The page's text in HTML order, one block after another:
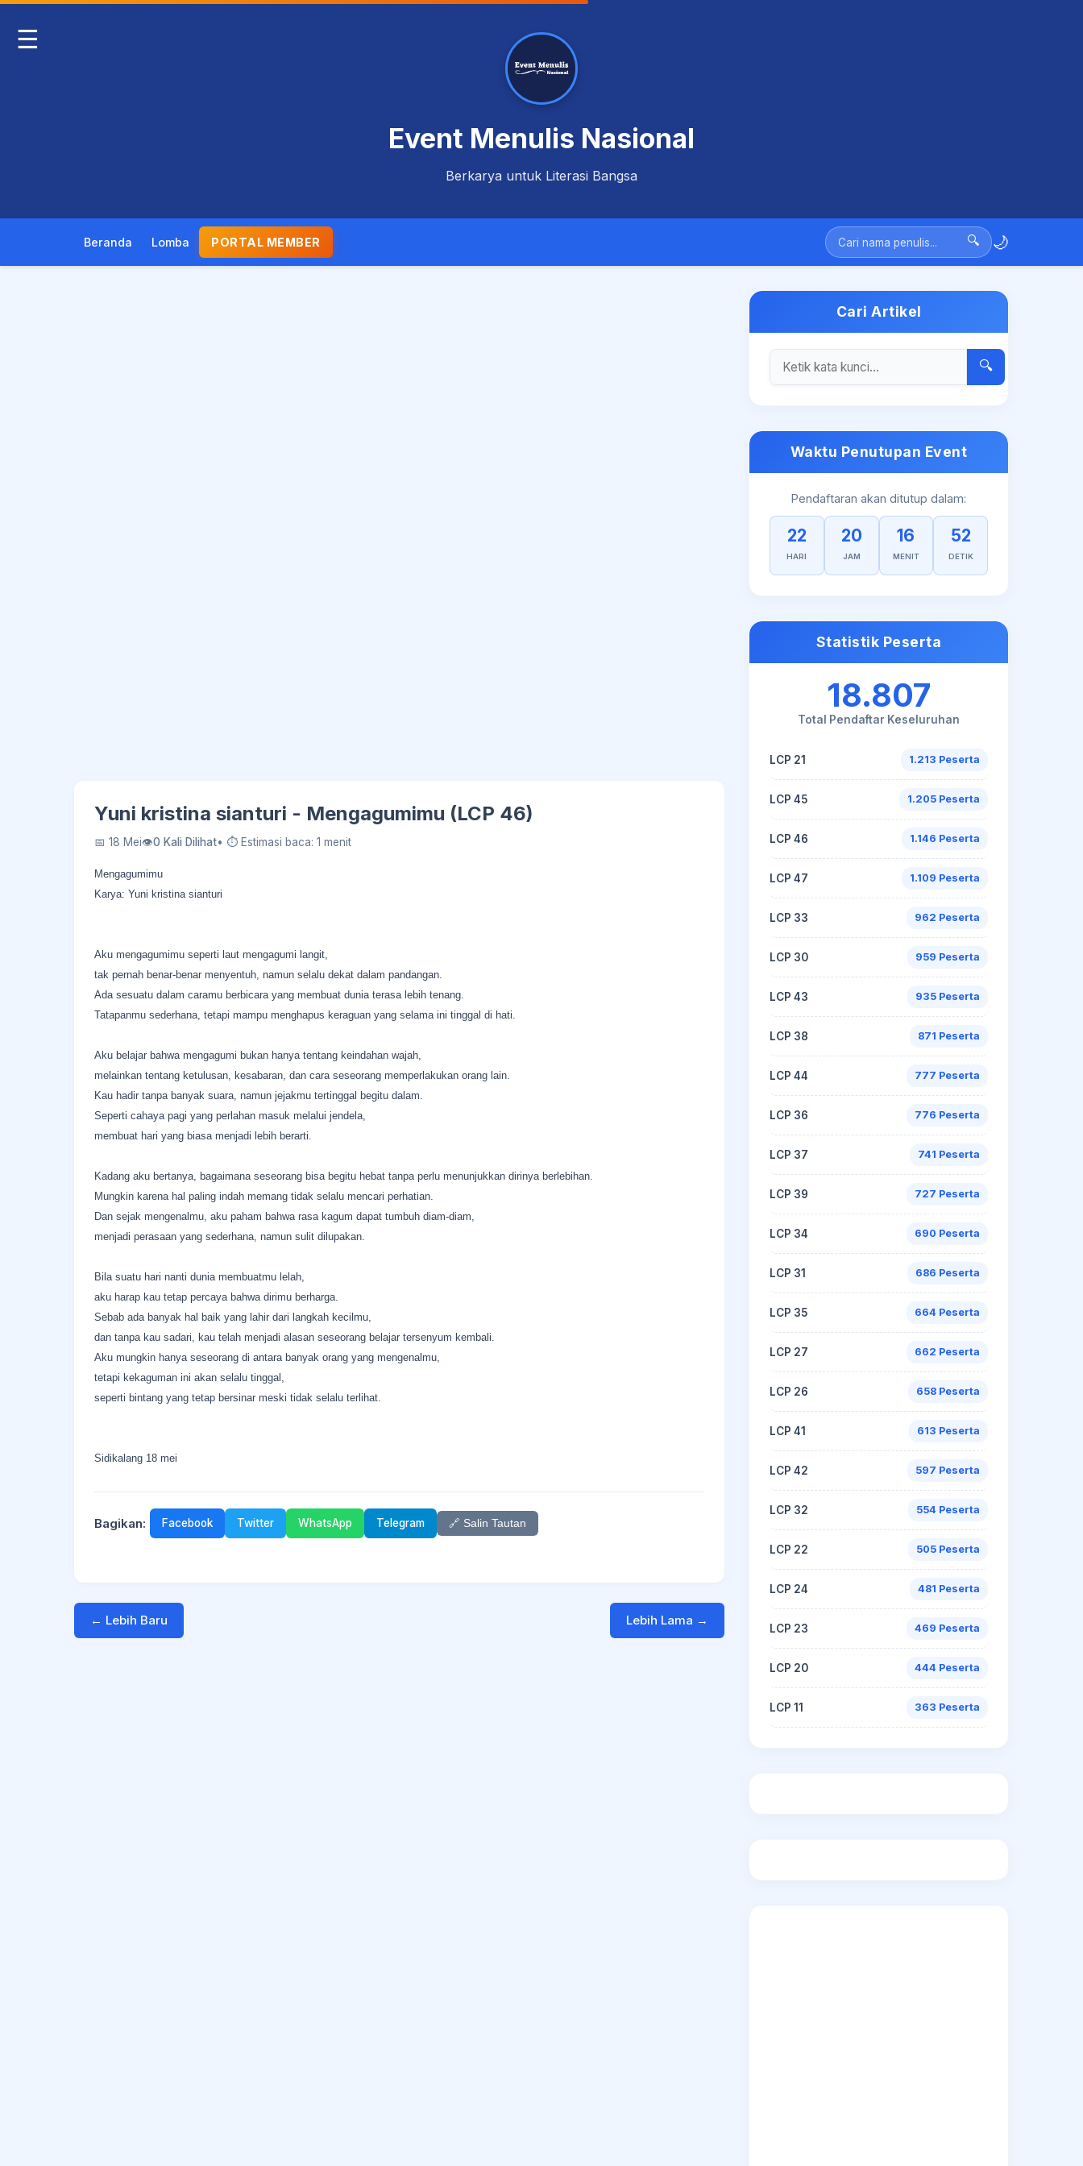
☰
Event Menulis Nasional
Berkarya untuk Literasi Bangsa
Beranda Lomba PORTAL MEMBER 🔍 🌙
Yuni kristina sianturi - Mengagumimu (LCP 46)
📅 18 Mei👁0 Kali Dilihat• ⏱ Estimasi baca: 1 menit
Mengagumimu
Karya: Yuni kristina sianturi
Aku mengagumimu seperti laut mengagumi langit,
tak pernah benar-benar menyentuh, namun selalu dekat dalam pandangan.
Ada sesuatu dalam caramu berbicara yang membuat dunia terasa lebih tenang.
Tatapanmu sederhana, tetapi mampu menghapus keraguan yang selama ini tinggal di hati.
Aku belajar bahwa mengagumi bukan hanya tentang keindahan wajah,
melainkan tentang ketulusan, kesabaran, dan cara seseorang memperlakukan orang lain.
Kau hadir tanpa banyak suara, namun jejakmu tertinggal begitu dalam.
Seperti cahaya pagi yang perlahan masuk melalui jendela,
membuat hari yang biasa menjadi lebih berarti.
Kadang aku bertanya, bagaimana seseorang bisa begitu hebat tanpa perlu menunjukkan dirinya berlebihan.
Mungkin karena hal paling indah memang tidak selalu mencari perhatian.
Dan sejak mengenalmu, aku paham bahwa rasa kagum dapat tumbuh diam-diam,
menjadi perasaan yang sederhana, namun sulit dilupakan.
Bila suatu hari nanti dunia membuatmu lelah,
aku harap kau tetap percaya bahwa dirimu berharga.
Sebab ada banyak hal baik yang lahir dari langkah kecilmu,
dan tanpa kau sadari, kau telah menjadi alasan seseorang belajar tersenyum kembali.
Aku mungkin hanya seseorang di antara banyak orang yang mengenalmu,
tetapi kekaguman ini akan selalu tinggal,
seperti bintang yang tetap bersinar meski tidak selalu terlihat.
Sidikalang 18 mei
Bagikan: Facebook Twitter WhatsApp Telegram 🔗 Salin Tautan
← Lebih Baru Lebih Lama →
Cari Artikel
🔍
Waktu Penutupan Event
Pendaftaran akan ditutup dalam:
22
HARI
20
JAM
16
MENIT
52
DETIK
Statistik Peserta
18.807
Total Pendaftar Keseluruhan
LCP 21 1.213 Peserta
LCP 45 1.205 Peserta
LCP 46 1.146 Peserta
LCP 47 1.109 Peserta
LCP 33 962 Peserta
LCP 30 959 Peserta
LCP 43 935 Peserta
LCP 38 871 Peserta
LCP 44 777 Peserta
LCP 36 776 Peserta
LCP 37 741 Peserta
LCP 39 727 Peserta
LCP 34 690 Peserta
LCP 31 686 Peserta
LCP 35 664 Peserta
LCP 27 662 Peserta
LCP 26 658 Peserta
LCP 41 613 Peserta
LCP 42 597 Peserta
LCP 32 554 Peserta
LCP 22 505 Peserta
LCP 24 481 Peserta
LCP 23 469 Peserta
LCP 20 444 Peserta
LCP 11 363 Peserta